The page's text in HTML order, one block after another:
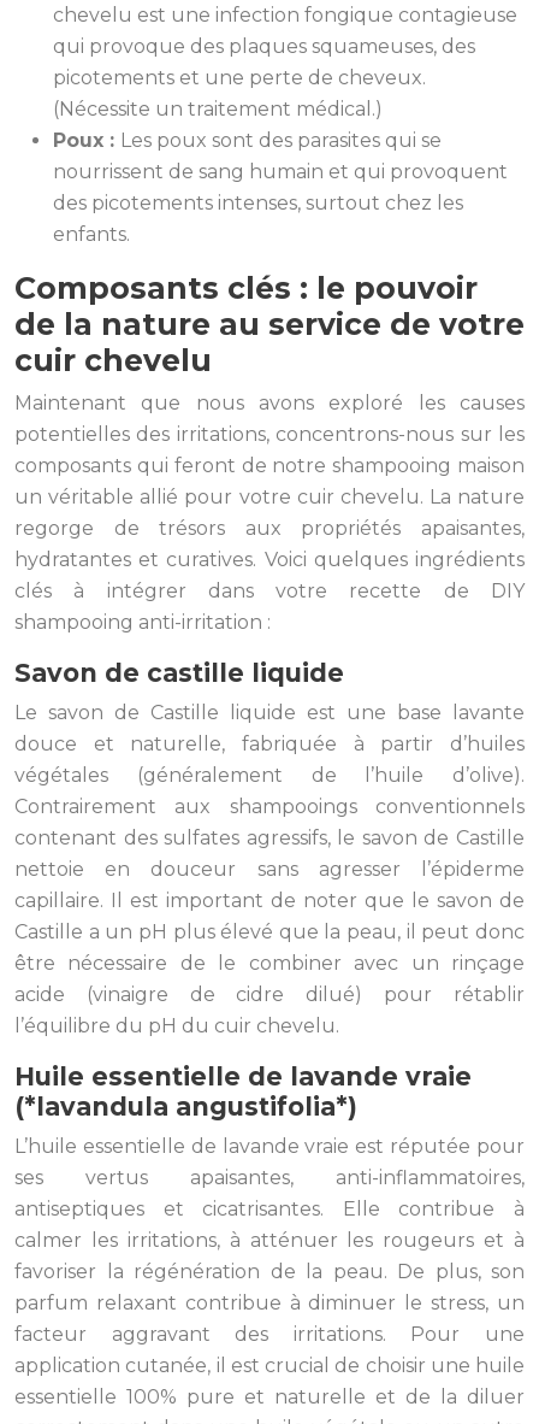
chevelu est une infection fongique contagieuse
qui provoque des plaques squameuses, des
picotements et une perte de cheveux.
(Nécessite un traitement médical.)
Poux : Les poux sont des parasites qui se
nourrissent de sang humain et qui provoquent
des picotements intenses, surtout chez les
enfants.
Composants clés : le pouvoir
de la nature au service de votre
cuir chevelu
Maintenant que nous avons exploré les causes
potentielles des irritations, concentrons-nous sur les
composants qui feront de notre shampooing maison
un véritable allié pour votre cuir chevelu. La nature
regorge de trésors aux propriétés apaisantes,
hydratantes et curatives. Voici quelques ingrédients
clés à intégrer dans votre recette de DIY
shampooing anti-irritation :
Savon de castille liquide
Le savon de Castille liquide est une base lavante
douce et naturelle, fabriquée à partir d’huiles
végétales (généralement de l’huile d’olive).
Contrairement aux shampooings conventionnels
contenant des sulfates agressifs, le savon de Castille
nettoie en douceur sans agresser l’épiderme
capillaire. Il est important de noter que le savon de
Castille a un pH plus élevé que la peau, il peut donc
être nécessaire de le combiner avec un rinçage
acide (vinaigre de cidre dilué) pour rétablir
l’équilibre du pH du cuir chevelu.
Huile essentielle de lavande vraie
(*lavandula angustifolia*)
L’huile essentielle de lavande vraie est réputée pour
ses vertus apaisantes, anti-inflammatoires,
antiseptiques et cicatrisantes. Elle contribue à
calmer les irritations, à atténuer les rougeurs et à
favoriser la régénération de la peau. De plus, son
parfum relaxant contribue à diminuer le stress, un
facteur aggravant des irritations. Pour une
application cutanée, il est crucial de choisir une huile
essentielle 100% pure et naturelle et de la diluer